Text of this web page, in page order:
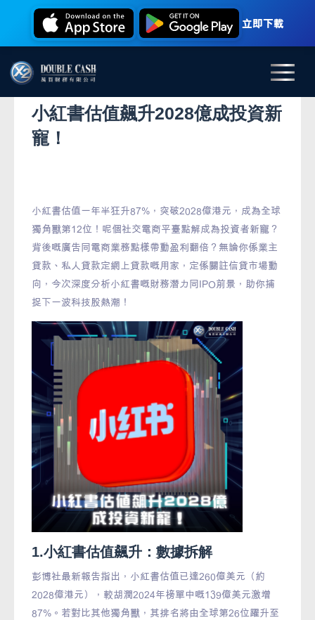
立即下載
小紅書估值飆升2028億成投資新
寵！
小紅書估值一年半狂升87%，突破2028億港元，成為全球
獨角獸第12位！呢個社交電商平臺點解成為投資者新寵？
背後嘅廣告同電商業務點樣帶動盈利翻倍？無論你係業主
貸款、私人貸款定網上貸款嘅用家，定係關註信貸市場動
向，今次深度分析小紅書嘅財務潛力同IPO前景，助你捕
捉下一波科技股熱潮！
1.小紅書估值飆升：數據拆解
彭博社最新報告指出，小紅書估值已達260億美元（約
2028億港元），較胡潤2024年榜單中嘅139億美元激增
87%。若對比其他獨角獸，其排名將由全球第26位躍升至